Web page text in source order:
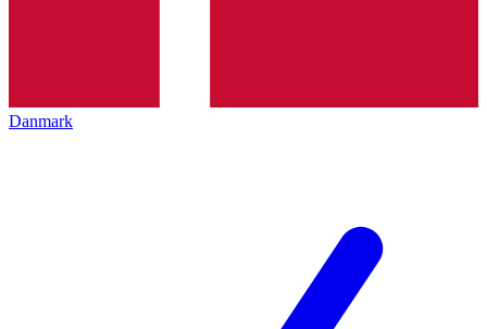
Danmark